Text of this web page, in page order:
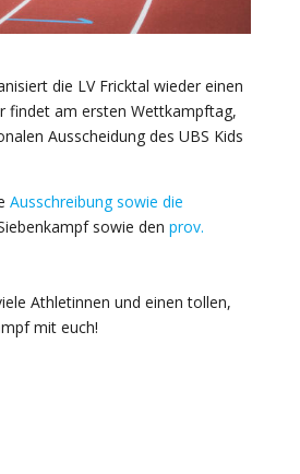
die LV Fricktal wieder einen
findet am ersten Wettkampftag,
Ausscheidung des UBS Kids
Ausschreibung sowie die
sowie den prov.
Athletinnen und einen tollen,
mit euch!